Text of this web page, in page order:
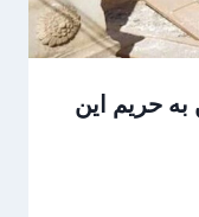
به حریم این